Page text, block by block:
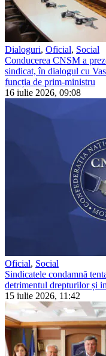
Dialoguri, Oficial, Social
Conducerea CNSM a
sindicat, în dialogul cu
funcția de prim-ministru
16 iulie 2026, 09:08
Oficial, Social
Sindicatele condamnă
detrimentul drepturilor și
15 iulie 2026, 11:42